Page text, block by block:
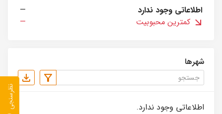
اطلاعاتی وجود ندارد
—
کمترین محبوبیت
—
شهرها
اطلاعاتی وجود ندارد. نظرسنجی